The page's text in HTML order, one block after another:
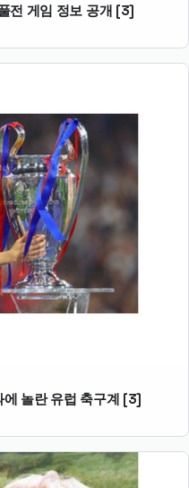
전 게임 정보 공개 [3]
놀란 유럽 축구계 [3]